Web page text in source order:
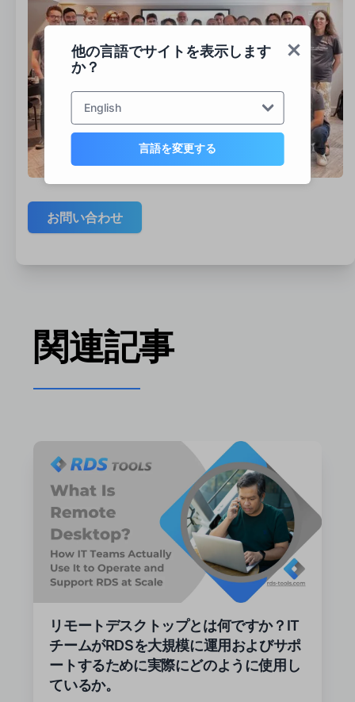
他の言語でサイトを表示します
か？
English
言語を変更する
お問い合わせ
関連記事
リモートデスクトップとは何ですか？IT
チームがRDSを大規模に運用およびサポ
ートするために実際にどのように使用し
ているか。